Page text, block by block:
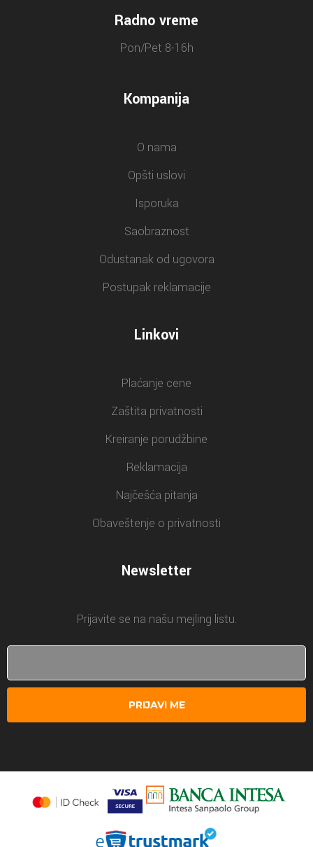
Radno vreme
Pon/Pet 8-16h
Kompanija
O nama
Opšti uslovi
Isporuka
Saobraznost
Odustanak od ugovora
Postupak reklamacije
Linkovi
Plaćanje cene
Zaštita privatnosti
Kreiranje porudžbine
Reklamacija
Najčešća pitanja
Obaveštenje o privatnosti
Newsletter
Prijavite se na našu mejling listu.
PRIJAVI ME